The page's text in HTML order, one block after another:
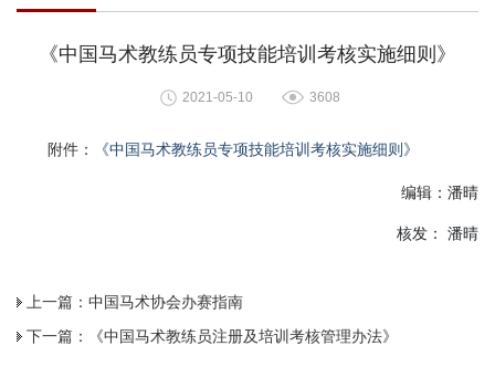
《中国马术教练员专项技能培训考核实施细则》
2021-05-10 3608
附件： 《中国马术教练员专项技能培训考核实施细则》
编辑：潘晴
核发： 潘晴
上一篇： 中国马术协会办赛指南
下一篇：
《中国马术教练员注册及培训考核管理办法》